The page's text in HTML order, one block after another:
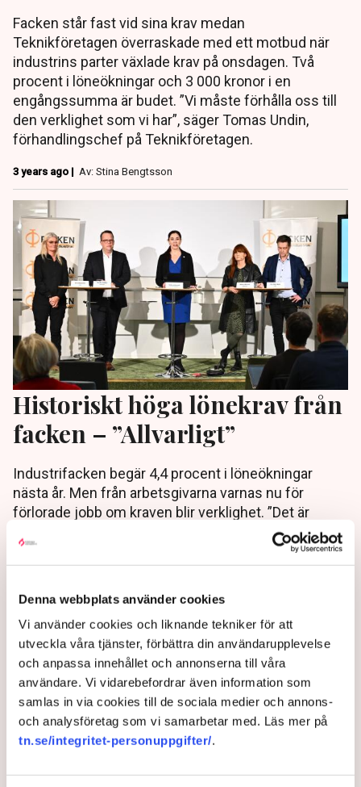
Denna webbplats använder cookies
Vi använder cookies och liknande tekniker för att
utveckla våra tjänster, förbättra din användarupplevelse
och anpassa innehållet och annonserna till våra
användare. Vi vidarebefordrar även information som
samlas in via cookies till de sociala medier och annons-
och analysföretag som vi samarbetar med. Läs mer på
tn.se/integritet-personuppgifter/.
Facken står fast vid sina krav medan
Teknikföretagen överraskade med ett motbud när
industrins parter växlade krav på onsdagen. Två
procent i löneökningar och 3 000 kronor i en
engångssumma är budet. ”Vi måste förhålla oss till
den verklighet som vi har”, säger Tomas Undin,
förhandlingschef på Teknikföretagen.
3 years ago | Av: Stina Bengtsson
Historiskt höga lönekrav från
facken – ”Allvarligt”
Industrifacken begär 4,4 procent i löneökningar
nästa år. Men från arbetsgivarna varnas nu för
förlorade jobb om kraven blir verklighet. ”Det är
anmärkningsvärt. Vi kan inte se något annat än att
det här spär på inflationen”, säger
Industriarbetsgivarnas vd Per Hidesten.
3 years ago | Av: TT , Stina Bengtsson